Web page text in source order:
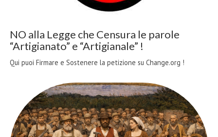
NO alla Legge che Censura le parole
“Artigianato” e “Artigianale” !
Qui puoi Firmare e Sostenere la petizione su Change.org !